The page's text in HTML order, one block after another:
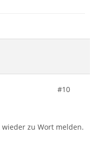
#10
zu Wort melden.